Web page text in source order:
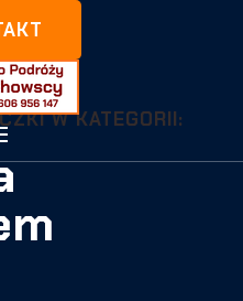
W KATEGORII: